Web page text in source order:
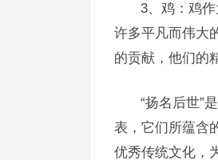
3、鸡：鸡
许多平凡而伟大
的贡献，他们的
“扬名后世”
表，它们所蕴含
优秀传统文化，